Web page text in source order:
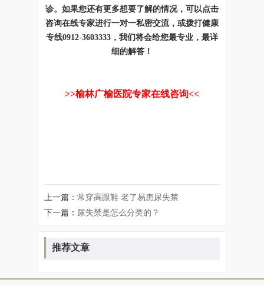
诊。如果您还有更多想要了解的情况，可以点击
咨询在线专家进行一对一私密交流，或拨打健康
专线0912-3603333，我们将会给您最专业，最详
细的解答！
>>榆林广榆医院专家在线咨询<<
上一篇： 常穿高跟鞋 老了易患尿失禁
下一篇： 尿失禁是怎么分类的？
推荐文章